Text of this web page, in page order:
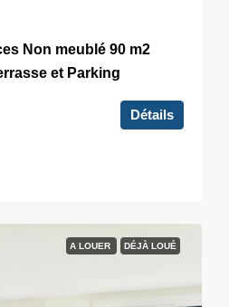
Non meublé 90 m2
et Parking
Détails
A LOUER DÉJÀ LOUÉ